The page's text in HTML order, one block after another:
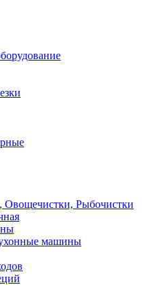
Овощечистки, Рыбочистки
машины